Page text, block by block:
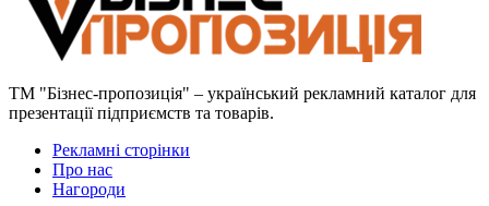
ТМ "Бізнес-пропозиція" – український рекламний каталог для
презентації підприємств та товарів.
Рекламні сторінки
Про нас
Нагороди